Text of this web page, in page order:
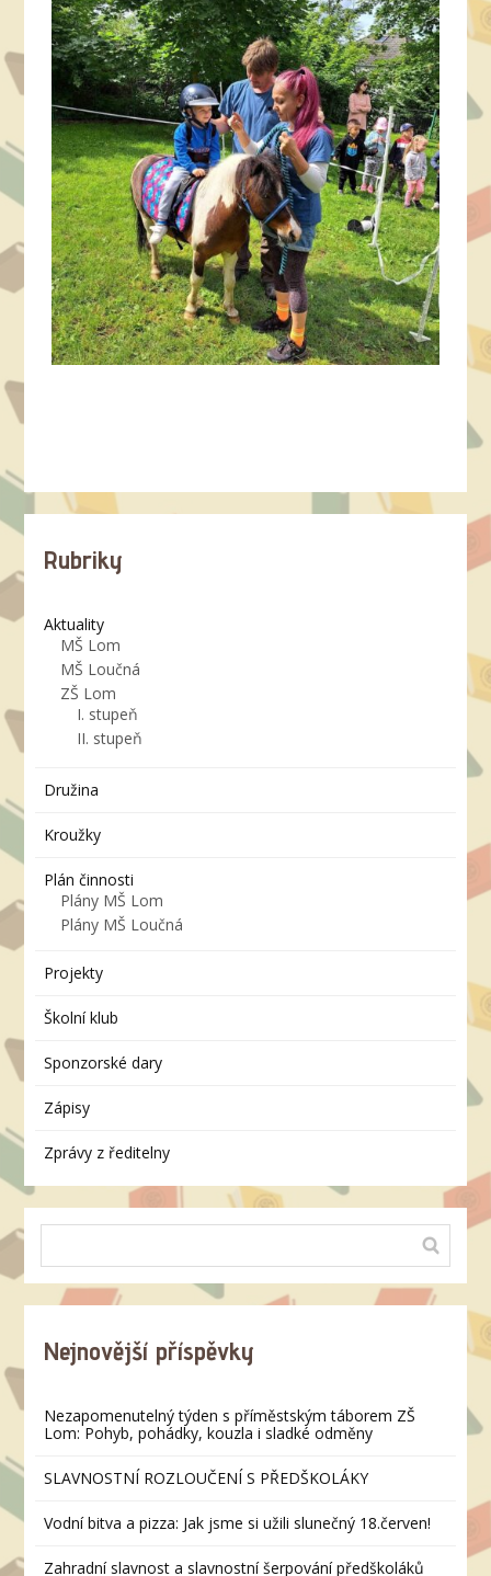
Rubriky
Aktuality
MŠ Lom
MŠ Loučná
ZŠ Lom
I. stupeň
II. stupeň
Družina
Kroužky
Plán činnosti
Plány MŠ Lom
Plány MŠ Loučná
Projekty
Školní klub
Sponzorské dary
Zápisy
Zprávy z ředitelny
Nejnovější příspěvky
Nezapomenutelný týden s příměstským táborem ZŠ
Lom: Pohyb, pohádky, kouzla i sladké odměny
SLAVNOSTNÍ ROZLOUČENÍ S PŘEDŠKOLÁKY
Vodní bitva a pizza: Jak jsme si užili slunečný 18.červen!
Zahradní slavnost a slavnostní šerpování předškoláků